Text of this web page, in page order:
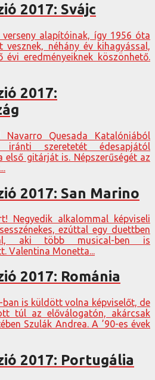
2017: Svájc
alapítóinak, így 1956 óta
néhány év kihagyással,
eredményeiknek köszönhető.
2017:
Quesada Katalóniából
iránti szeretetét édesapjától
gitárját is. Népszerűségét az
2017: San Marino
Negyedik alkalommal képviseli
ezúttal egy duettben
aki több musical-ben is
Valentina Monetta...
2017: Románia
ban is küldött volna képviselőt, de
túl az előválogatón, akárcsak
Szulák Andrea. A ’90-es évek
2017: Portugália